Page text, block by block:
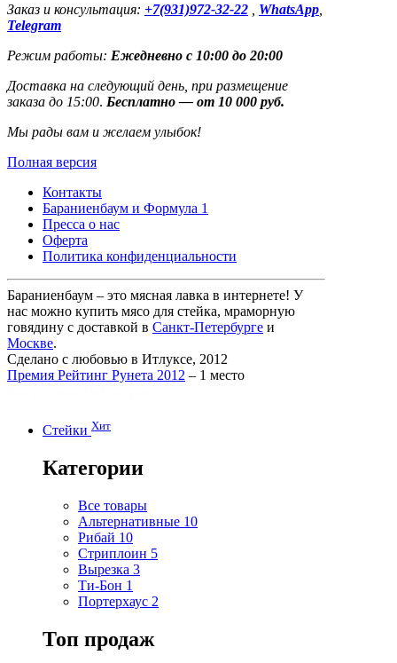
Заказ и консультация: +7(931)972-32-22 WhatsApp
Telegram
Режим работы: Ежедневно с 10:00 до 20:00
Доставка на следующий день, при размещение
заказа до 15:00. Бесплатно — от 10 000 руб.
Мы рады вам и желаем улыбок!
Полная версия
Контакты
Бараниенбаум и Формула 1
Пресса о нас
Оферта
Политика конфиденциальности
Бараниенбаум – это мясная лавка в интернете! У
нас можно купить мясо для стейка, мраморную
говядину с доставкой в Санкт-Петербурге и
Москве.
Сделано с любовью в Итлуксе, 2012
Премия Рейтинг Рунета 2012 – 1 место
Стейки Хит
Категории
Все товары
Альтернативные 10
Рибай 10
Стриплоин 5
Вырезка 3
Ти-Бон 1
Портерхаус 2
Топ продаж